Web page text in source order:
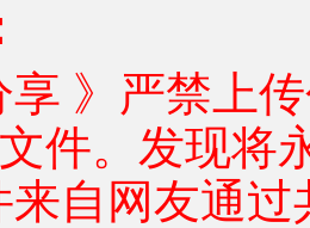
享 》严禁上
件。发现将
来自网友通